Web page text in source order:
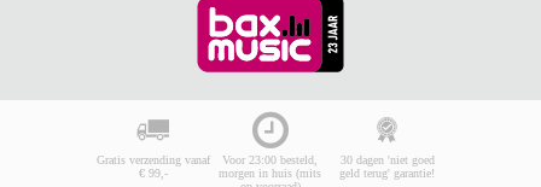
Gratis verzending vanaf
€ 99,-
Voor 23:00 besteld,
morgen in huis (mits
30 dagen 'niet goed
geld terug' garantie!